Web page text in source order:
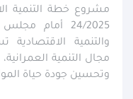
مشروع خطة التنمية
24/2025 أمام
والتنمية
مجال التنمية العمرانية،
وتحسين جودة حياة